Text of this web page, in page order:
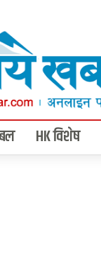
HK विशेष